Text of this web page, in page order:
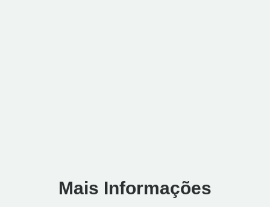
Mais Informações